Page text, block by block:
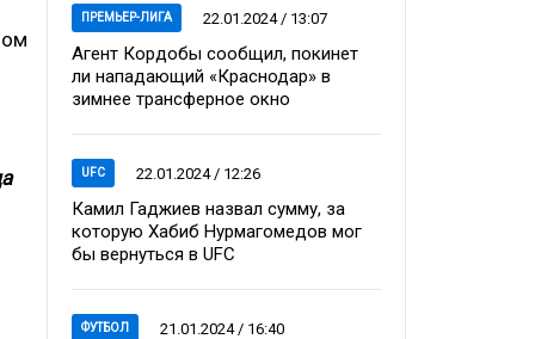
ПРЕМЬЕР-ЛИГА 22.01.2024 / 13:07
Агент Кордобы сообщил, покинет
ли нападающий «Краснодар» в
зимнее трансферное окно
UFC 22.01.2024 / 12:26
Камил Гаджиев назвал сумму, за
которую Хабиб Нурмагомедов мог
бы вернуться в UFC
ФУТБОЛ 21.01.2024 / 16:40